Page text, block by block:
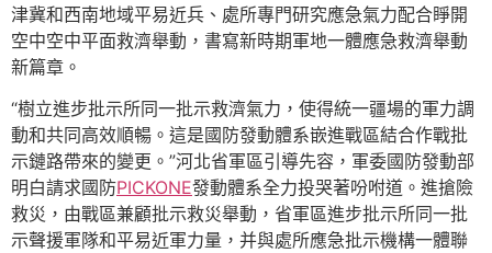
津冀和西南地域平易近兵、處所專門研究應急氣力配合睜開
空中空中平面救濟舉動，書寫新時期軍地一體應急救濟舉動
新篇章。
“樹立進步批示所同一批示救濟氣力，使得統一疆場的軍力調
動和共同高效順暢。這是國防發動體系嵌進戰區結合作戰批
示鏈路帶來的變更。”河北省軍區引導先容，軍委國防發動部
明白請求國防PICKONE發動體系全力投哭著吩咐道。進搶險
救災，由戰區兼顧批示救災舉動，省軍區進步批示所同一批
示聲援軍隊和平易近軍力量，并與處所應急批示機構一體聯